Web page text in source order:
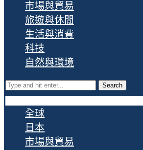
市場與貿易
旅遊與休閒
生活與消費
科技
自然與環境
Search
全球
日本
市場與貿易